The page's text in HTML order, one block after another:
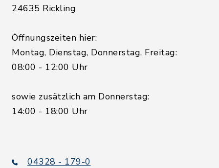
24635 Rickling
Öffnungszeiten hier:
Montag, Dienstag, Donnerstag, Freitag:
08:00 - 12:00 Uhr
sowie zusätzlich am Donnerstag:
14:00 - 18:00 Uhr
04328 - 179-0